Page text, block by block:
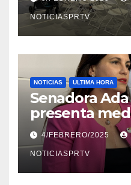
NOTICIASPRTV
NOTICIAS ULTIMA HORA
Senadora
presenta
violencia en
4/FEBRERO/2025
NOTICIASPRTV